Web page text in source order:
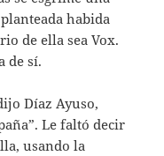
habida
de ella sea Vox.
de sí.
Díaz Ayuso,
Le faltó decir
usando la